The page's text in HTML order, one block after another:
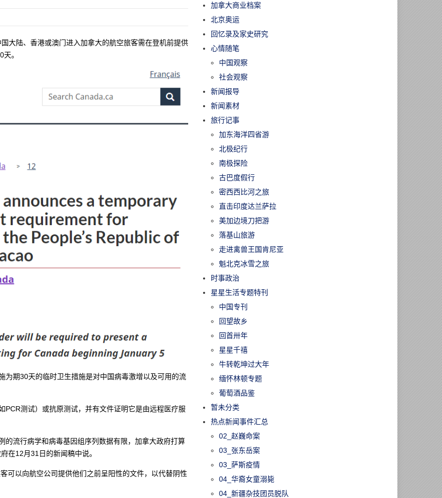
大陆、香港或澳门进入加拿大的航空旅客需在登机前提供
。
为期30天的临时卫生措施是对中国病毒激增以及可用的流
测试）或抗原测试，并有文件证明它是由远程医疗服
的流行病学和病毒基因组序列数据有限，加拿大政府打算
在12月31日的新闻稿中说。
可以向航空公司提供他们之前呈阳性的文件，以代替阴性
加拿大商业档案
北京奥运
回忆录及家史研究
心情随笔
中国观察
社会观察
新闻报导
新闻素材
旅行记事
加东海洋四省游
北极纪行
南极探险
古巴度假行
密西西比河之旅
直击印度达兰萨拉
美加边境刀把游
落基山旅游
走进禽兽王国肯尼亚
魁北克冰雪之旅
时事政治
星星生活专题特刊
中国专刊
回望故乡
回首卅年
星星千禧
牛转乾坤过大年
缅怀林顿专题
葡萄酒品鉴
暂未分类
热点新闻事件汇总
02_赵巍命案
03_张东岳案
03_萨斯疫情
04_华裔女童溺毙
04_新疆杂技团员脱队